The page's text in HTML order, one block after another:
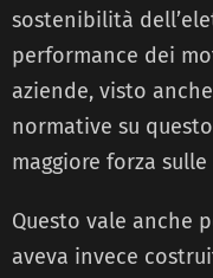
sostenibilità
performance dei
aziende, visto
normative su
maggiore forza
Questo vale anche
aveva invece